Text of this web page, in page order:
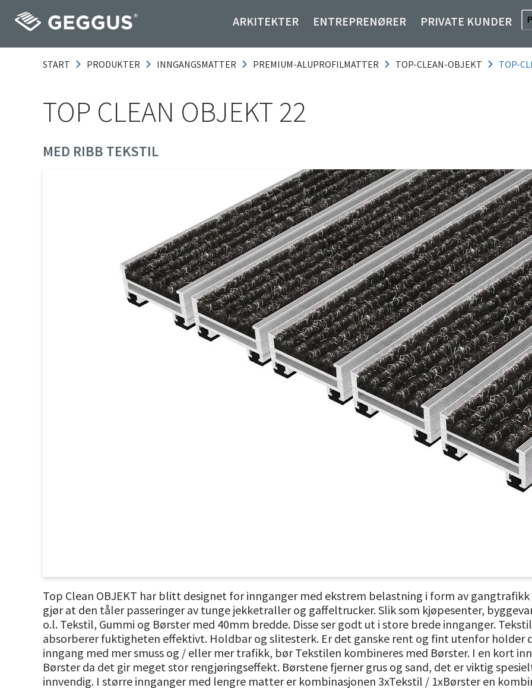
ARKITEKTER ENTREPRENØRER PRIVATE KUNDER
START PRODUKTER INNGANGSMATTER PREMIUM-ALUPROFILMATTER TOP-CLEAN-OBJEKT TOP-
TOP CLEAN OBJEKT 22
MED RIBB TEKSTIL
Top Clean OBJEKT har blitt designet for innganger med ekstrem belastning i form av
gjør at den tåler passeringer av tunge jekketraller og gaffeltrucker. Slik som kjøpesenter,
o.l. Tekstil, Gummi og Børster med 40mm bredde. Disse ser godt ut i store brede innganger.
absorberer fuktigheten effektivt. Holdbar og slitesterk. Er det ganske rent og fint utenfor holder
inngang med mer smuss og / eller mer trafikk, bør Tekstilen kombineres med Børster. I en kort
Børster da det gir meget stor rengjøringseffekt. Børstene fjerner grus og sand, det er viktig
innvendig. I større innganger med lengre matter er kombinasjonen 3xTekstil / 1xBørster en